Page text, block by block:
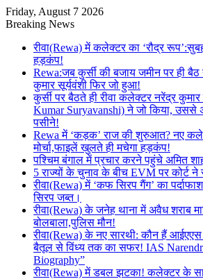
Friday, August 7 2026
Breaking News
रीवा(Rewa) में कलेक्टर का ‘रौद्र
हड़कंप!
Rewa:जब कुर्सी की बजाय जमीन पर ही
कुमार सूर्यवंशी फिर जो हुआ!
कुर्सी पर बैठते ही रीवा कलेक्टर नरेंद्र कुमार
Kumar Suryavanshi) ने जो किया, उससे
पसीने!
Rewa में ‘कड़क’ राज की शुरुआत? नए
मोर्चा,फाइलें खुलते ही मचेगा हड़कंप!
पश्चिम बंगाल में प्रचार करने पहुंचे अमित
5 राज्यों के चुनाव के बीच EVM पर कोर्ट
रीवा(Rewa) में ‘कफ सिरप गैंग’ का
सिरप जब्त।
रीवा(Rewa) के जनेह थाना में अवैध शराब
बोलबाला,पुलिस मौन!
रीवा(Rewa) के नए सारथी: कौन हैं आईएएस
बैतूल से विंध्य तक का सफर! IAS
Biography”
रीवा(Rewa) में डबल झटका! कलेक्टर के